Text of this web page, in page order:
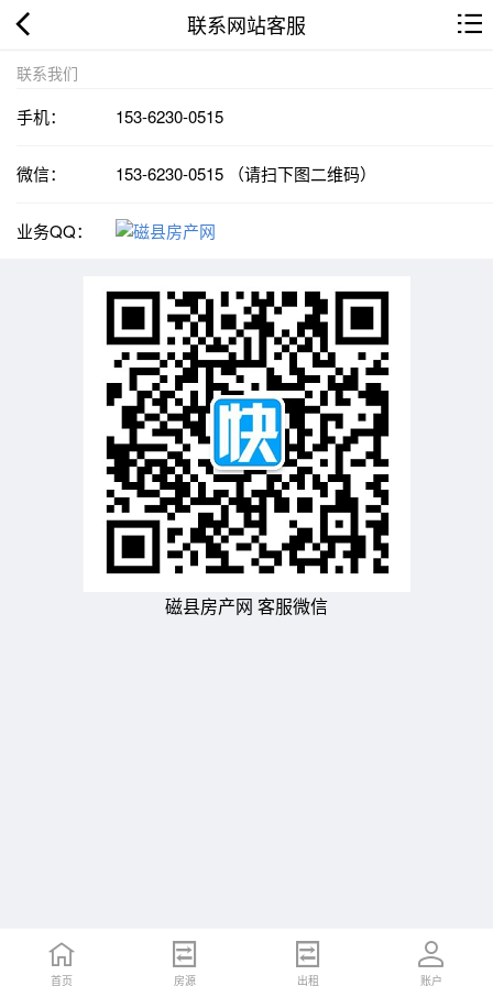
联系网站客服
联系我们
手机： 153-6230-0515
微信： 153-6230-0515 （请扫下图二维码）
业务QQ：
磁县房产网 客服微信
首页 房源 出租 账户